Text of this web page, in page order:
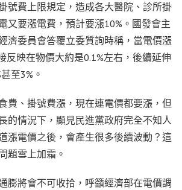
號費上限規定，造成各大醫院、診所掛
又要漲電費，預計要漲10%。國發會主
濟委員會答覆立委質詢時稱，當電價漲
反映在物價大約是0.1%左右，後續延伸
至3%。
費、掛號費漲，現在連電價都要漲，但
的情況下，顯見民進黨政府完全不知人
漲電價之後，會產生很多後續波動？這
題雪上加霜。
膨將會不可收拾，呼籲經濟部在電價調